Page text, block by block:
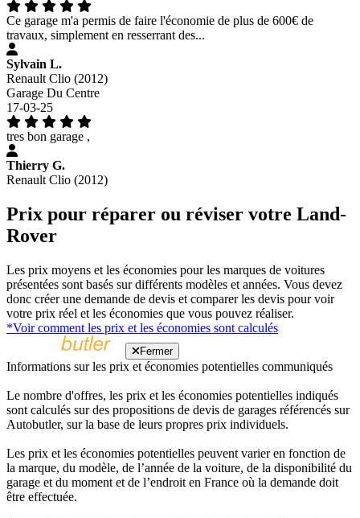
Ce garage m'a permis de faire l'économie de plus de 600€ de
travaux, simplement en resserrant des...
Sylvain L.
Renault Clio (2012)
Garage Du Centre
17-03-25
tres bon garage ,
Thierry G.
Renault Clio (2012)
Prix pour réparer ou réviser votre Land-
Rover
Les prix moyens et les économies pour les marques de voitures
présentées sont basés sur différents modèles et années. Vous devez
donc créer une demande de devis et comparer les devis pour voir
votre prix réel et les économies que vous pouvez réaliser.
*Voir comment les prix et les économies sont calculés
Fermer
Informations sur les prix et économies potentielles communiqués
Le nombre d'offres, les prix et les économies potentielles indiqués
sont calculés sur des propositions de devis de garages référencés sur
Autobutler, sur la base de leurs propres prix individuels.
Les prix et les économies potentielles peuvent varier en fonction de
la marque, du modèle, de l’année de la voiture, de la disponibilité du
garage et du moment et de l’endroit en France où la demande doit
être effectuée.